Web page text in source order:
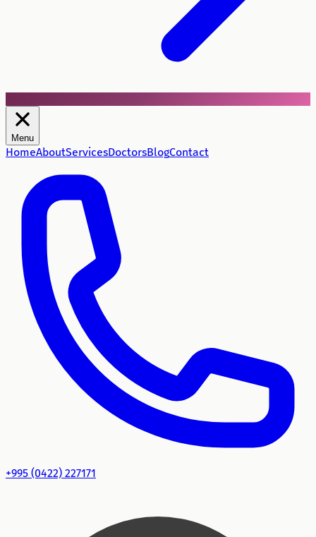
Menu
HomeAboutServicesDoctorsBlogContact
+995 (0422) 227171